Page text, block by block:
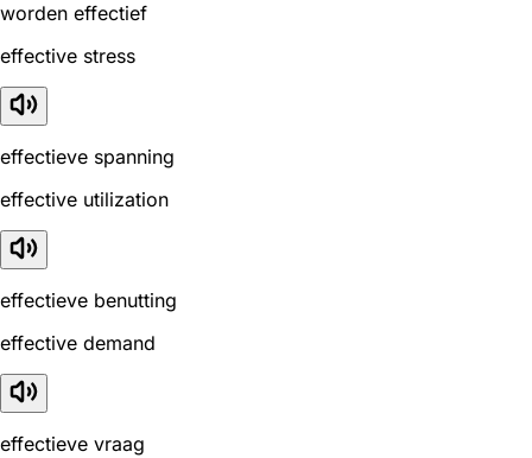
worden effectief
effective stress
effectieve spanning
effective utilization
effectieve benutting
effective demand
effectieve vraag